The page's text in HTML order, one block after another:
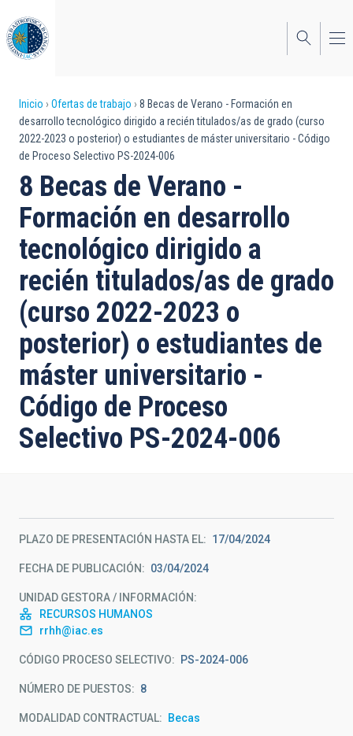
al
contenido
principal
Sobrescribir
enlaces
de
ayuda
a
la
navegación
Inicio Ofertas de trabajo
8 Becas de Verano - Formación en
desarrollo tecnológico dirigido a recién titulados/as de grado (curso
2022-2023 o posterior) o estudiantes de máster universitario - Código
de Proceso Selectivo PS-2024-006
8 Becas de Verano -
Formación en desarrollo
tecnológico dirigido a
recién titulados/as de grado
(curso 2022-2023 o
posterior) o estudiantes de
máster universitario -
Código de Proceso
Selectivo PS-2024-006
PLAZO DE PRESENTACIÓN HASTA EL 17/04/2024
FECHA DE PUBLICACIÓN 03/04/2024
UNIDAD GESTORA / INFORMACIÓN
RECURSOS HUMANOS
rrhh@iac.es
CÓDIGO PROCESO SELECTIVO PS-2024-006
NÚMERO DE PUESTOS 8
MODALIDAD CONTRACTUAL Becas